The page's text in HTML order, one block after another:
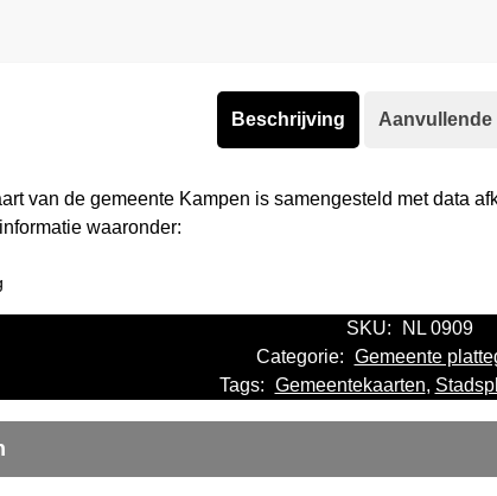
Beschrijving
van de gemeente Kampen is samengesteld met data
waaronder:
SKU:
NL 0909
Categorie: Gemeente
Tags: Gemeentekaarten,